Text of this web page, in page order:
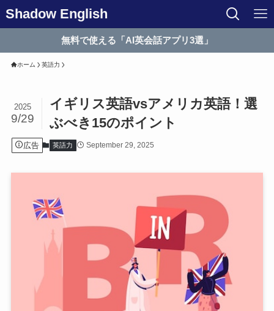
Shadow English
無料で使える「AI英会話アプリ3選」
ホーム 英語力
イギリス英語vsアメリカ英語！選
ぶべき15のポイント
2025
9/29
広告 英語力 September 29, 2025